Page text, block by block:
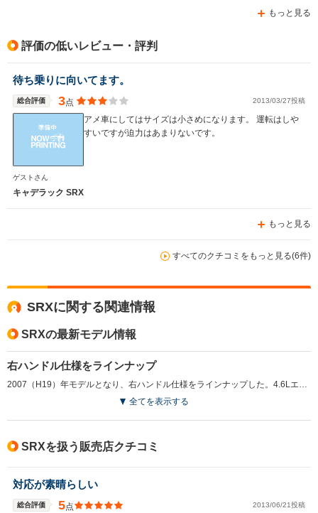
もっと見る
評価の低いレビュー・評判
待ち乗りに向いてます。
総合評価 3点 2013/03/27投稿
アメ車にしてはサイズは小さめになります。 運転はしや
すいですが迫力はあまりないです。
ゲストさん
キャデラック SRX
もっと見る
すべてのクチコミをもっと見る(6件)
SRXに関する関連情報
SRXの最新モデル情報
右ハンドル仕様をラインナップ
全てを表示する
SRXを扱う販売店クチコミ
対応が素晴らしい
総合評価 5点 2013/06/21投稿